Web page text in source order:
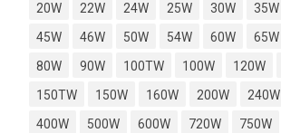
20W
22W 24W 25W 30W 35W
45W
46W 50W 54W 60W 65W
80W
90W 100TW 100W 120W
150TW
150W 160W 200W 240W
400W
500W 600W 720W 750W